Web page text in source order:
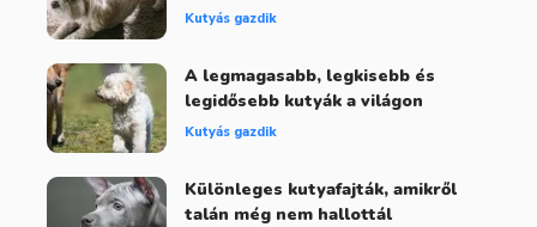
Kutyás gazdik
A legmagasabb, legkisebb és
legidősebb kutyák a világon
Kutyás gazdik
Különleges kutyafajták, amikről
talán még nem hallottál